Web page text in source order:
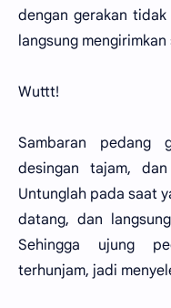
dengan gerakan
langsung
Wuttt!
Sambaran pedang
desingan tajam,
Untunglah pada saat
datang, dan
Sehingga ujung
terhunjam, jadi